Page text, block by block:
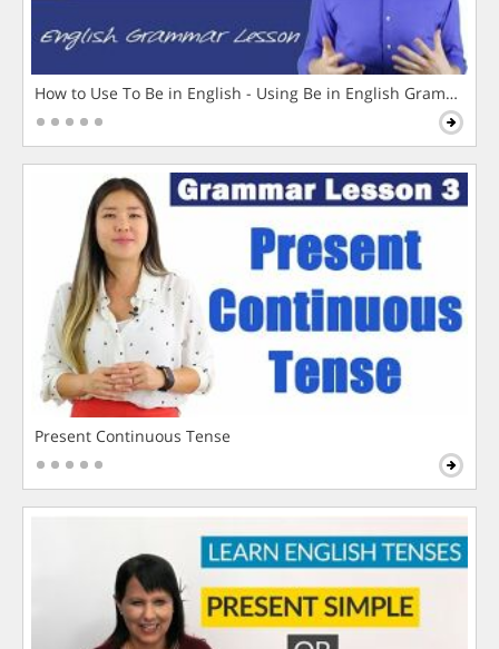
How to Use To Be in English - Using Be in English Grammar
Present Continuous Tense